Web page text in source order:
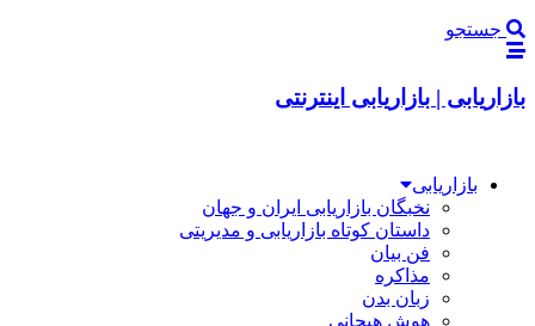
جستجو
بازاریابی | بازاریابی اینترنتی
بازاریابی
نخبگان بازاریابی ایران و جهان
داستان کوتاه بازاریابی و مدیریتی
فن بیان
مذاکره
زبان بدن
هوش هیجانی